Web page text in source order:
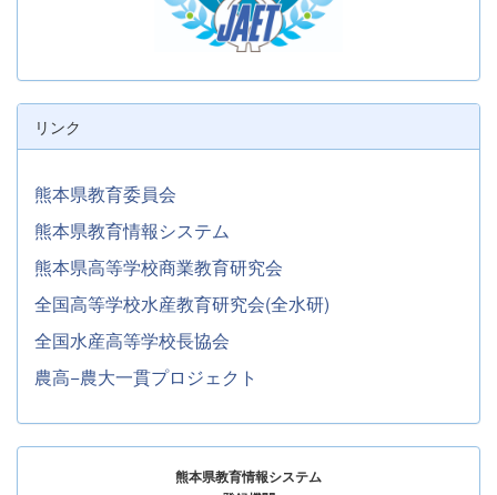
リンク
熊本県教育委員会
熊本県教育情報システム
熊本県高等学校商業教育研究会
全国高等学校水産教育研究会(全水研)
全国水産高等学校長協会
農高−農大一貫プロジェクト
熊本県教育情報システム